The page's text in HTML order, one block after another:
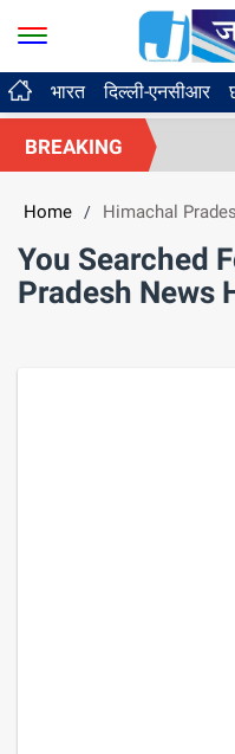
भारत दिल्ली-एनसीआर
BREAKING
Home / Himachal
You Searched
Pradesh News